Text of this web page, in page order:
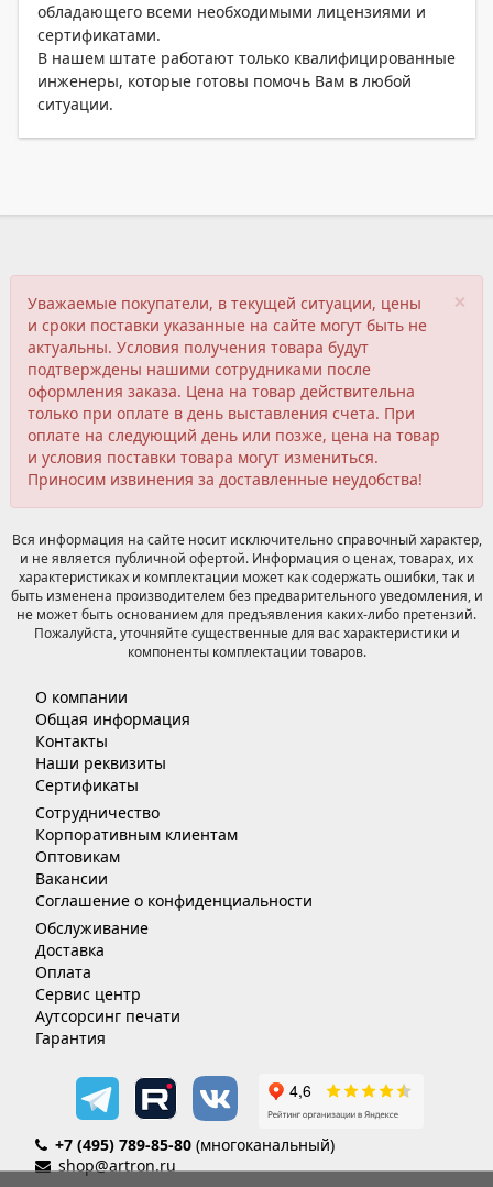
обладающего всеми необходимыми лицензиями и
сертификатами.
В нашем штате работают только квалифицированные
инженеры, которые готовы помочь Вам в любой
ситуации.
×
Уважаемые покупатели, в текущей ситуации, цены
и сроки поставки указанные на сайте могут быть не
актуальны. Условия получения товара будут
подтверждены нашими сотрудниками после
оформления заказа. Цена на товар действительна
только при оплате в день выставления счета. При
оплате на следующий день или позже, цена на товар
и условия поставки товара могут измениться.
Приносим извинения за доставленные неудобства!
Вся информация на сайте носит исключительно справочный характер,
и не является публичной офертой. Информация о ценах, товарах, их
характеристиках и комплектации может как содержать ошибки, так и
быть изменена производителем без предварительного уведомления, и
не может быть основанием для предъявления каких-либо претензий.
Пожалуйста, уточняйте существенные для вас характеристики и
компоненты комплектации товаров.
О компании
Общая информация
Контакты
Наши реквизиты
Сертификаты
Сотрудничество
Корпоративным клиентам
Оптовикам
Вакансии
Соглашение о конфиденциальности
Обслуживание
Доставка
Оплата
Сервис центр
Аутсорсинг печати
Гарантия
+7 (495) 789-85-80 (многоканальный)
shop@artron.ru